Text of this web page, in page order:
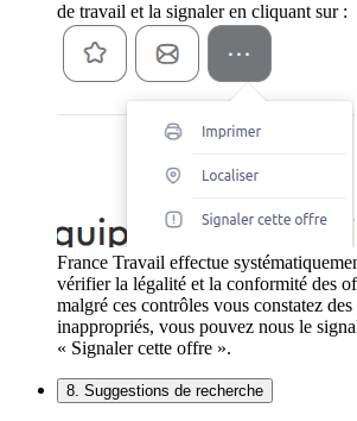
de travail et la signaler en cliquant sur :
France Travail effectue
vérifier la légalité et la conformité des
malgré ces contrôles vous constatez
inappropriés, vous pouvez nous le
« Signaler cette offre ».
8. Suggestions de recherche